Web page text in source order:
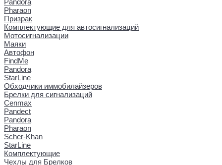
Pharaon
Призрак
Комплектующие для автосигнализаций
Мотосигнализации
Маяки
Автофон
FindMe
Pandora
StarLine
Обходчики иммобилайзеров
Брелки для сигнализаций
Cenmax
Pandect
Pandora
Pharaon
Scher-Khan
StarLine
Комплектующие
Чехлы для Брелков